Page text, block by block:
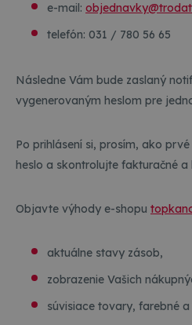
e-mail:
telefón: 031 / 780 56 65
Následne Vám bude zaslaný
vygenerovaným heslom pre
Po prihlásení si, prosím, ako
heslo a skontrolujte fakturačné
Objavte výhody e-shopu
aktuálne stavy zásob,
zobrazenie Vašich
súvisiace tovary, farebné